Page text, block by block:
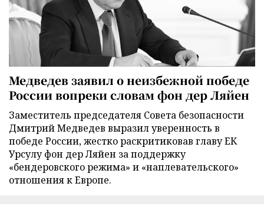
Медведев заявил о неизбежной победе
России вопреки словам фон дер Ляйен
Заместитель председателя Совета безопасности
Дмитрий Медведев выразил уверенность в
победе России, жестко раскритиковав главу ЕК
Урсулу фон дер Ляйен за поддержку
«бендеровского режима» и «наплевательского»
отношения к Европе.